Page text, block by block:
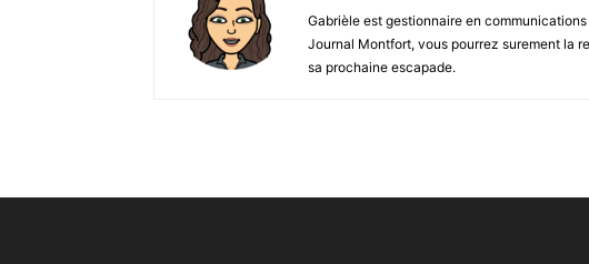
Gabrièle est gestionnaire en
Journal Montfort, vous pourrez surement la
sa prochaine escapade.